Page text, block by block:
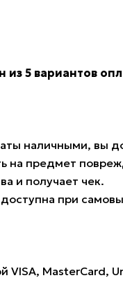
5 вариантов
наличными, вы
на предмет
и получает чек.
при
VISA, MasterCard,